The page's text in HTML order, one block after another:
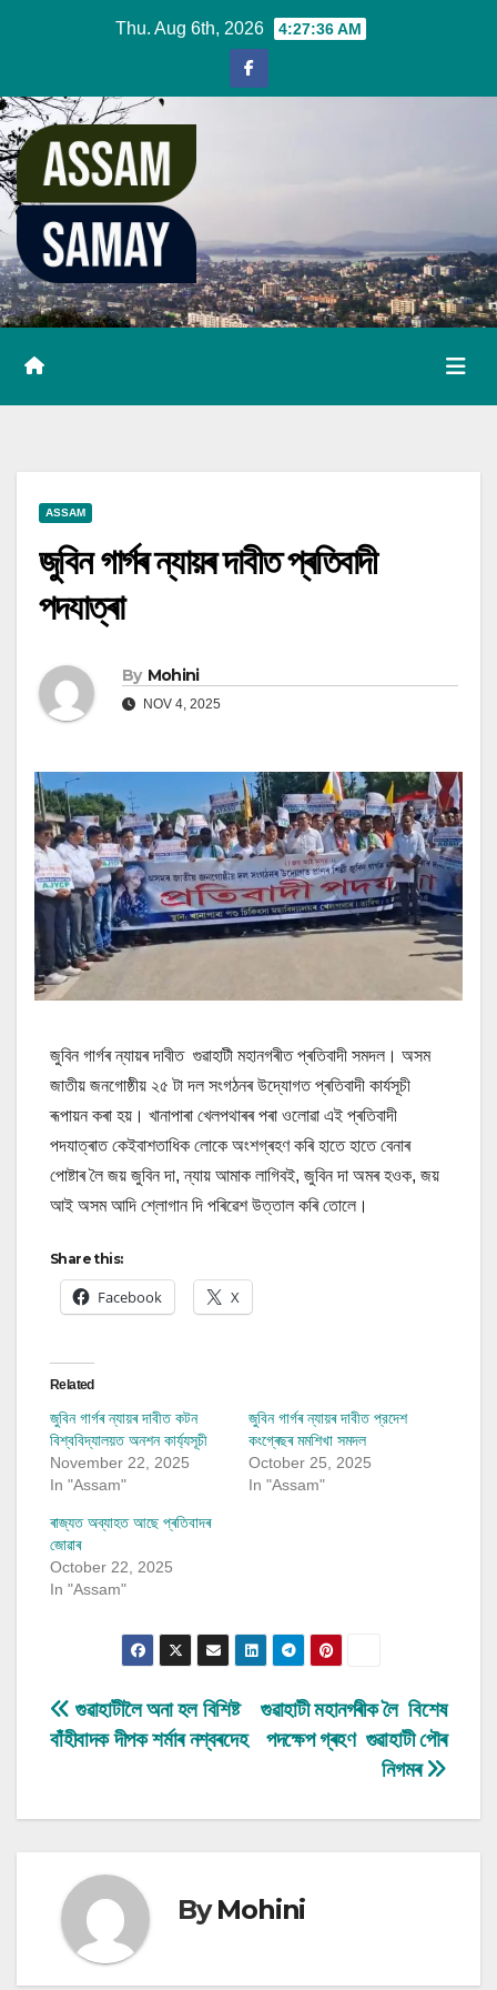
Thu. Aug 6th, 2026 4:27:37 AM
ASSAM
জুবিন গাৰ্গৰ ন্যায়ৰ দাবীত প্ৰতিবাদী
পদযাত্ৰা
By Mohini
NOV 4, 2025
জুবিন গাৰ্গৰ ন্যায়ৰ দাবীত গুৱাহাটী মহানগৰীত প্ৰতিবাদী সমদল। অসম
জাতীয় জনগোষ্ঠীয় ২৫ টা দল সংগঠনৰ উদ্যোগত প্ৰতিবাদী কাৰ্যসূচী
ৰূপায়ন কৰা হয়। খানাপাৰা খেলপথাৰৰ পৰা ওলোৱা এই প্ৰতিবাদী
পদযাত্ৰাত কেইবাশতাধিক লোকে অংশগ্ৰহণ কৰি হাতে হাতে বেনাৰ
পোষ্টাৰ লৈ জয় জুবিন দা, ন্যায় আমাক লাগিবই, জুবিন দা অমৰ হওক, জয়
আই অসম আদি শ্লোগান দি পৰিৱেশ উত্তাল কৰি তোলে।
Share this:
Facebook X
Related
জুবিন গাৰ্গৰ ন্যায়ৰ দাবীত কটন
বিশ্ববিদ্যালয়ত অনশন কাৰ্য্যসূচী
November 22, 2025
In "Assam"
জুবিন গাৰ্গৰ ন্যায়ৰ দাবীত প্রদেশ
কংগ্ৰেছৰ মমশিখা সমদল
October 25, 2025
In "Assam"
ৰাজ্যত অব্যাহত আছে প্ৰতিবাদৰ
জোৱাৰ
October 22, 2025
In "Assam"
Post
navigation
গুৱাহাটী মহানগৰীক লৈ বিশেষ
পদক্ষেপ গ্ৰহণ গুৱাহাটী পৌৰ
নিগমৰ
গুৱাহাটীলৈ অনা হল বিশিষ্ট
বাঁহীবাদক দীপক শৰ্মাৰ নশ্বৰদেহ
ByMohini